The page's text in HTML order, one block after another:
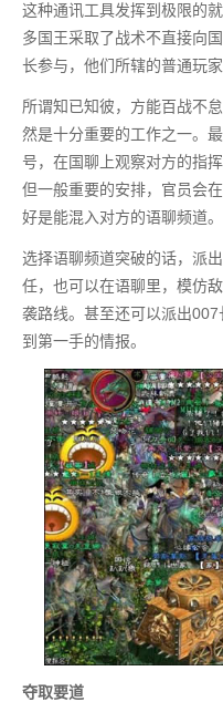
这种通讯工具发挥到极限的
多国王采取了战术不直接向
长参与，他们所辖的普通玩家
所谓知已知彼，方能百战不
然是十分重要的工作之一。
号，在国聊上观察对方的指
但一般重要的安排，官员会
好是能混入对方的语聊频道。
选择语聊频道突破的话，派
任，也可以在语聊里，模仿
袭路线。甚至还可以派出
到第一手的情报。
夺取要道